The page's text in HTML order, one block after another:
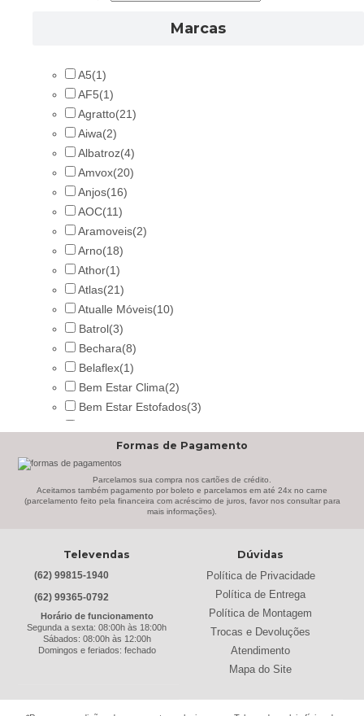
Marcas
A5(1)
AF5(1)
Agratto(21)
Aiwa(2)
Albatroz(4)
Amvox(20)
Anjos(16)
AOC(11)
Aramoveis(2)
Arno(18)
Athor(1)
Atlas(21)
Atualle Móveis(10)
Batrol(3)
Bechara(8)
Belaflex(1)
Bem Estar Clima(2)
Bem Estar Estofados(3)
Bertolini(2)
Best(9)
Black & Decker(13)
Braslar (6)
Cairu(7)
Canaã Moveis
Canaã Móveis(2)
Carioca Móveis
Chamalux(3)
Formas de Pagamento
Parcelamos sua compra nos cartões de crédito.
Aceitamos também pagamento por boleto e parcelamos em até 24x no carne
(parcelamento feito pela financeira com acréscimo de juros, favor nos consultar para
mais informações).
Televendas
(62) 99815-1940
(62) 99365-0792
Horário de funcionamento
Segunda a sexta: 08:00h às 18:00h
Sábados: 08:00h às 12:00h
Domingos e feriados: fechado
Dúvidas
Política de Privacidade
Política de Entrega
Política de Montagem
Trocas e Devoluções
Atendimento
Mapa do Site